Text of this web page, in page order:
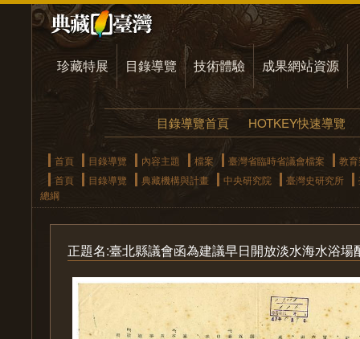
珍藏特展 目錄導覽 技術體驗 成果網站資源
目錄導覽首頁 HOTKEY快速導覽
首頁 目錄導覽 內容主題 檔案 臺灣省臨時省議會檔案
教
首頁
目錄導覽 典藏機構與計畫 中央研究院 臺灣史研究所
總綱
正題名:臺北縣議會函為建議早日開放淡水海水浴場